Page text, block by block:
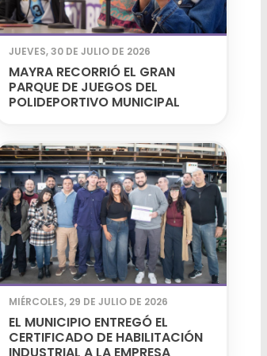
JUEVES, 30 DE JULIO DE 2026
MAYRA RECORRIÓ EL GRAN
PARQUE DE JUEGOS DEL
POLIDEPORTIVO MUNICIPAL
MIÉRCOLES, 29 DE JULIO DE 2026
EL MUNICIPIO ENTREGÓ EL
CERTIFICADO DE HABILITACIÓN